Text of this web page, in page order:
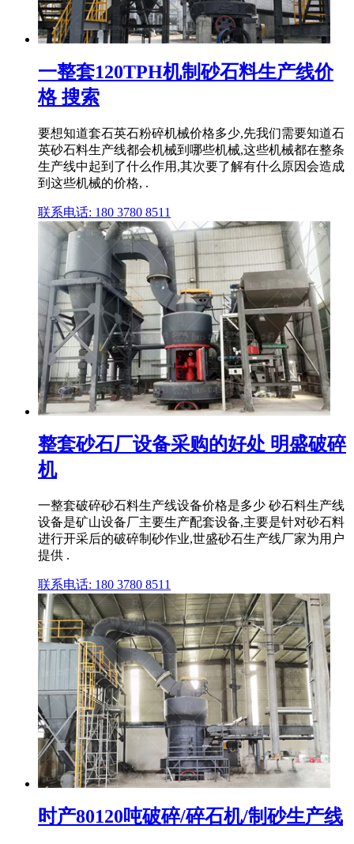
一整套120TPH机制砂石料生产线价
格 搜索
要想知道套石英石粉碎机械价格多少,先我们需要知道石
英砂石料生产线都会机械到哪些机械,这些机械都在整条
生产线中起到了什么作用,其次要了解有什么原因会造成
到这些机械的价格, .
联系电话: 180 3780 8511
整套砂石厂设备采购的好处 明盛破碎
机
一整套破碎砂石料生产线设备价格是多少 砂石料生产线
设备是矿山设备厂主要生产配套设备,主要是针对砂石料
进行开采后的破碎制砂作业,世盛砂石生产线厂家为用户
提供 .
联系电话: 180 3780 8511
时产80120吨破碎/碎石机/制砂生产线